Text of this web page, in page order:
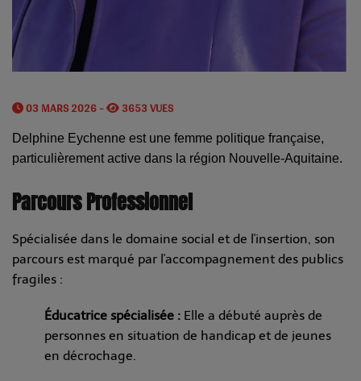
03 MARS 2026 - 3653 VUES
Delphine Eychenne est une femme politique française,
particulièrement active dans la région Nouvelle-Aquitaine.
Parcours Professionnel
Spécialisée dans le domaine social et de l'insertion, son
parcours est marqué par l'accompagnement des publics
fragiles :
Éducatrice spécialisée : Elle a débuté auprès de
personnes en situation de handicap et de jeunes
en décrochage.